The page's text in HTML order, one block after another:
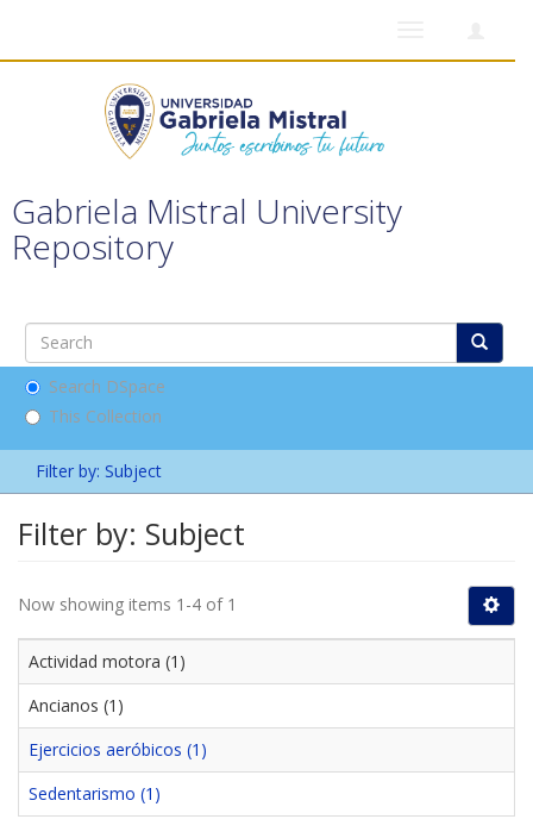
Gabriela Mistral University
Repository
Search DSpace
This Collection
Filter by: Subject
Filter by: Subject
Now showing items 1-4 of 1
Actividad motora (1)
Ancianos (1)
Ejercicios aeróbicos (1)
Sedentarismo (1)